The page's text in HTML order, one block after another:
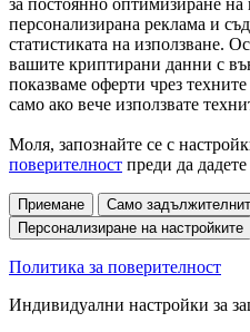
за постоянно оптимизиране на
персонализирана реклама и
статистиката на използване.
вашите криптирани данни с
показваме оферти чрез
само ако вече използвате
Моля, запознайте се с
поверителност преди да
Приемане
Само
Персонализиране на настройките
Политика за поверителност
Индивидуални настройки за